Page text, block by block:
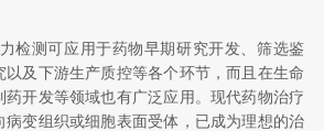
检测可应用于药物早期研究开发、筛选鉴
以及下游生产质控等各个环节，而且在生命
开发等领域也有广泛应用。现代药物治疗
病变组织或细胞表面受体，已成为理想的治